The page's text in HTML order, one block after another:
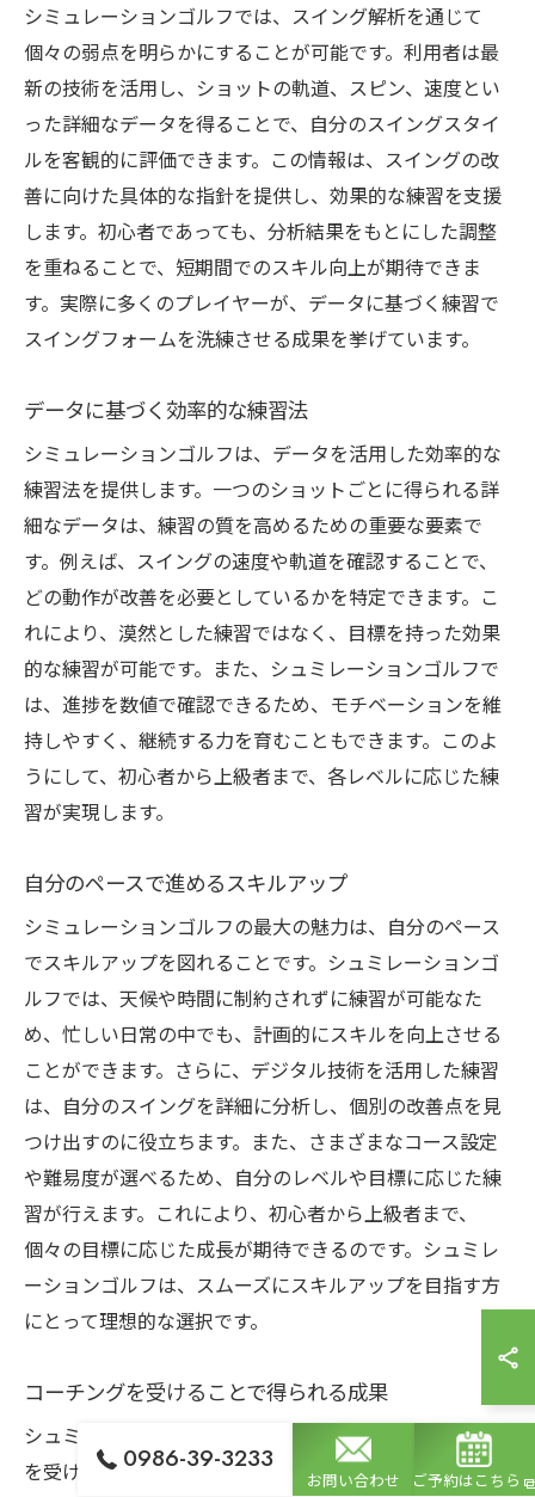
シミュレーションゴルフでは、スイング解析を通じて
個々の弱点を明らかにすることが可能です。利用者は最
新の技術を活用し、ショットの軌道、スピン、速度とい
った詳細なデータを得ることで、自分のスイングスタイ
ルを客観的に評価できます。この情報は、スイングの改
善に向けた具体的な指針を提供し、効果的な練習を支援
します。初心者であっても、分析結果をもとにした調整
を重ねることで、短期間でのスキル向上が期待できま
す。実際に多くのプレイヤーが、データに基づく練習で
スイングフォームを洗練させる成果を挙げています。
データに基づく効率的な練習法
シミュレーションゴルフは、データを活用した効率的な
練習法を提供します。一つのショットごとに得られる詳
細なデータは、練習の質を高めるための重要な要素で
す。例えば、スイングの速度や軌道を確認することで、
どの動作が改善を必要としているかを特定できます。こ
れにより、漠然とした練習ではなく、目標を持った効果
的な練習が可能です。また、シュミレーションゴルフで
は、進捗を数値で確認できるため、モチベーションを維
持しやすく、継続する力を育むこともできます。このよ
うにして、初心者から上級者まで、各レベルに応じた練
習が実現します。
自分のペースで進めるスキルアップ
シミュレーションゴルフの最大の魅力は、自分のペース
でスキルアップを図れることです。シュミレーションゴ
ルフでは、天候や時間に制約されずに練習が可能なた
め、忙しい日常の中でも、計画的にスキルを向上させる
ことができます。さらに、デジタル技術を活用した練習
は、自分のスイングを詳細に分析し、個別の改善点を見
つけ出すのに役立ちます。また、さまざまなコース設定
や難易度が選べるため、自分のレベルや目標に応じた練
習が行えます。これにより、初心者から上級者まで、
個々の目標に応じた成長が期待できるのです。シュミレ
ーションゴルフは、スムーズにスキルアップを目指す方
にとって理想的な選択です。
コーチングを受けることで得られる成果
シュミレーションゴルフにおいて、専門的なコーチング
を受けることは、効果的なスキル向上につながります。
0986-39-3233
お問い合わせ ご予約はこちら